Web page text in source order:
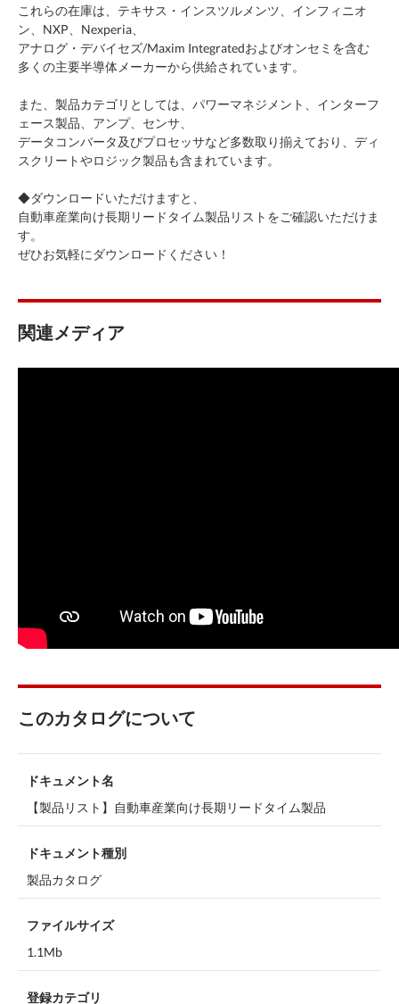
これらの在庫は、テキサス・インスツルメンツ、インフィニオ
ン、NXP、Nexperia、
アナログ・デバイセズ/Maxim Integratedおよびオンセミを含む
多くの主要半導体メーカーから供給されています。
また、製品カテゴリとしては、パワーマネジメント、インターフ
ェース製品、アンプ、センサ、
データコンバータ及びプロセッサなど多数取り揃えており、ディ
スクリートやロジック製品も含まれています。
◆ダウンロードいただけますと、
自動車産業向け長期リードタイム製品リストをご確認いただけま
す。
ぜひお気軽にダウンロードください！
関連メディア
このカタログについて
ドキュメント名
【製品リスト】自動車産業向け長期リードタイム製品
ドキュメント種別
製品カタログ
ファイルサイズ
1.1Mb
登録カテゴリ